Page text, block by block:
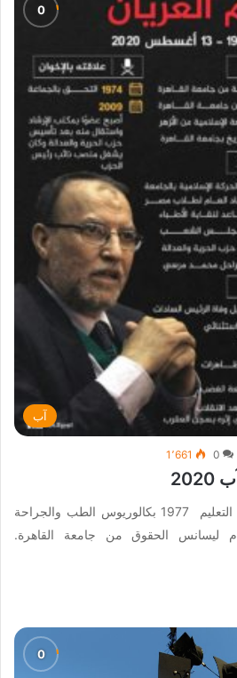
آب
0 1٬661
عصام العريان 13 آب 2020 التعليم 1977 بكالوريوس الطب والجراحة
من جامعة القاهرة. 1992م ليسانس الحقوق من جامعة القاهرة.